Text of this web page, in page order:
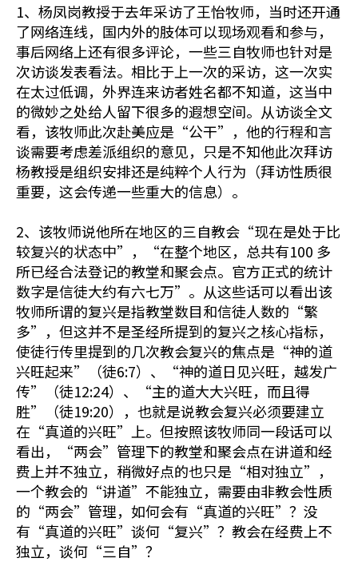
1、杨凤岗教授于去年采访了王怡牧师，当时还开通
了网络连线，国内外的肢体可以现场观看和参与，
事后网络上还有很多评论，一些三自牧师也针对是
次访谈发表看法。相比于上一次的采访，这一次实
在太过低调，外界连来访者姓名都不知道，这当中
的微妙之处给人留下很多的遐想空间。从访谈全文
看，该牧师此次赴美应是“公干”，他的行程和言
谈需要考虑差派组织的意见，只是不知他此次拜访
杨教授是组织安排还是纯粹个人行为（拜访性质很
重要，这会传递一些重大的信息）。
2、该牧师说他所在地区的三自教会“现在是处于比
较复兴的状态中”，“在整个地区，总共有100 多
所已经合法登记的教堂和聚会点。官方正式的统计
数字是信徒大约有六七万”。从这些话可以看出该
牧师所谓的复兴是指教堂数目和信徒人数的“繁
多”，但这并不是圣经所提到的复兴之核心指标，
使徒行传里提到的几次教会复兴的焦点是“神的道
兴旺起来”（徒6:7）、“神的道日见兴旺，越发广
传”（徒12:24）、“主的道大大兴旺，而且得
胜”（徒19:20），也就是说教会复兴必须要建立
在“真道的兴旺”上。但按照该牧师同一段话可以
看出，“两会”管理下的教堂和聚会点在讲道和经
费上并不独立，稍微好点的也只是“相对独立”，
一个教会的“讲道”不能独立，需要由非教会性质
的“两会”管理，如何会有“真道的兴旺”？没
有“真道的兴旺”谈何“复兴”？教会在经费上不
独立，谈何“三自”？